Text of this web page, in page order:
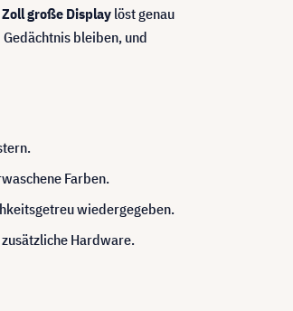
große Displaylöst genau
bleiben, und
Farben.
wiedergegeben.
Hardware.